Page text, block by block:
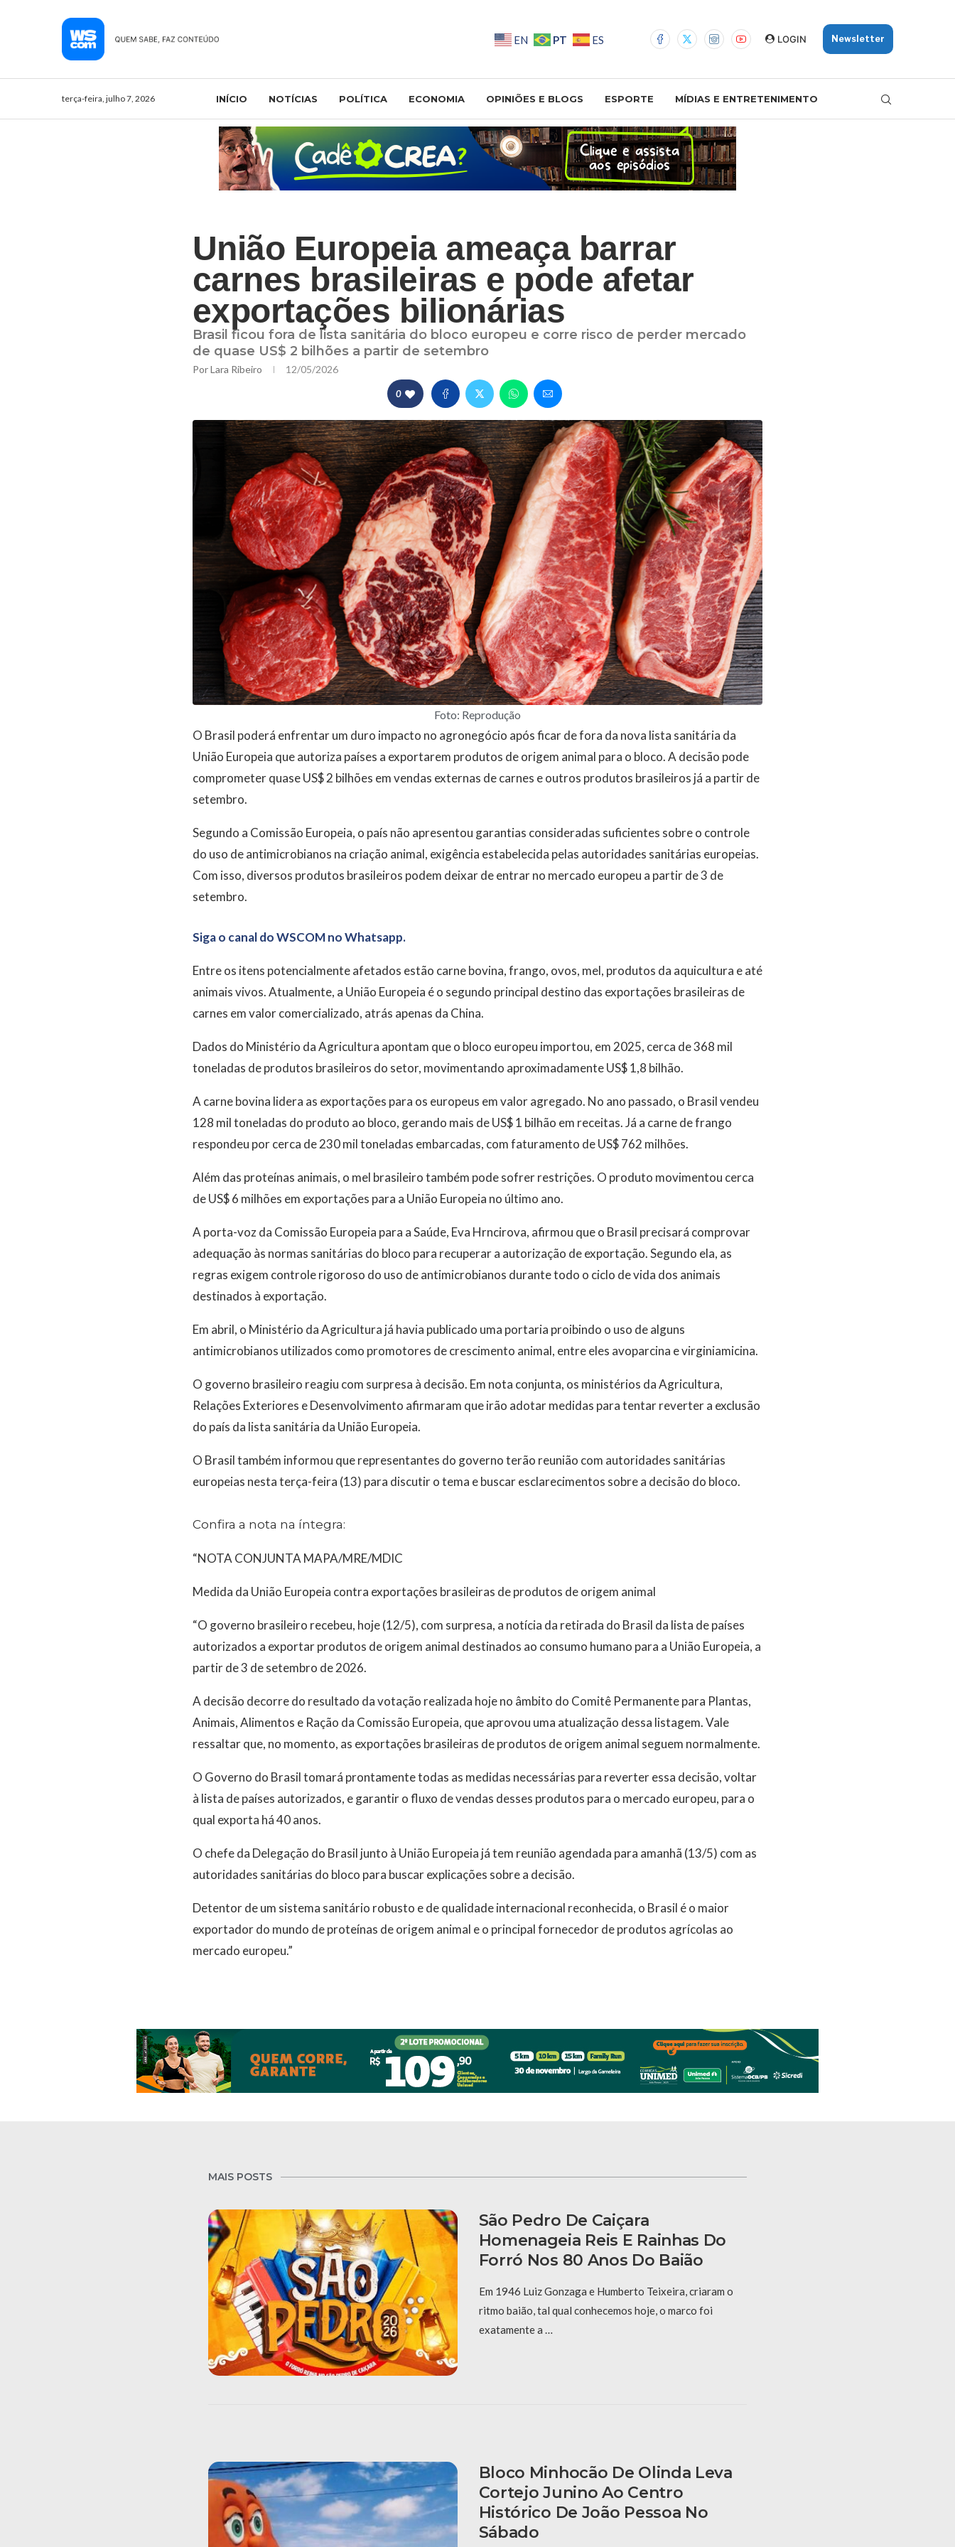
EN PT ES LOGIN Newsletter
terça-feira, julho 7, 2026 INÍCIO NOTÍCIAS POLÍTICA ECONOMIA OPINIÕES E BLOGS ESPORTE MÍDIAS E ENTRETENIMENTO
União Europeia ameaça barrar
carnes brasileiras e pode afetar
exportações bilionárias
Brasil ficou fora de lista sanitária do bloco europeu e corre risco de perder mercado
de quase US$ 2 bilhões a partir de setembro
PorLara Ribeiro 12/05/2026
0
Foto: Reprodução
O Brasil poderá enfrentar um duro impacto no agronegócio após ficar de fora da nova lista sanitária da
União Europeia que autoriza países a exportarem produtos de origem animal para o bloco. A decisão pode
comprometer quase US$ 2 bilhões em vendas externas de carnes e outros produtos brasileiros já a partir de
setembro.
Segundo a Comissão Europeia, o país não apresentou garantias consideradas suficientes sobre o controle
do uso de antimicrobianos na criação animal, exigência estabelecida pelas autoridades sanitárias europeias.
Com isso, diversos produtos brasileiros podem deixar de entrar no mercado europeu a partir de 3 de
setembro.
Siga o canal do WSCOM no Whatsapp.
Entre os itens potencialmente afetados estão carne bovina, frango, ovos, mel, produtos da aquicultura e até
animais vivos. Atualmente, a União Europeia é o segundo principal destino das exportações brasileiras de
carnes em valor comercializado, atrás apenas da China.
Dados do Ministério da Agricultura apontam que o bloco europeu importou, em 2025, cerca de 368 mil
toneladas de produtos brasileiros do setor, movimentando aproximadamente US$ 1,8 bilhão.
A carne bovina lidera as exportações para os europeus em valor agregado. No ano passado, o Brasil vendeu
128 mil toneladas do produto ao bloco, gerando mais de US$ 1 bilhão em receitas. Já a carne de frango
respondeu por cerca de 230 mil toneladas embarcadas, com faturamento de US$ 762 milhões.
Além das proteínas animais, o mel brasileiro também pode sofrer restrições. O produto movimentou cerca
de US$ 6 milhões em exportações para a União Europeia no último ano.
A porta-voz da Comissão Europeia para a Saúde, Eva Hrncirova, afirmou que o Brasil precisará comprovar
adequação às normas sanitárias do bloco para recuperar a autorização de exportação. Segundo ela, as
regras exigem controle rigoroso do uso de antimicrobianos durante todo o ciclo de vida dos animais
destinados à exportação.
Em abril, o Ministério da Agricultura já havia publicado uma portaria proibindo o uso de alguns
antimicrobianos utilizados como promotores de crescimento animal, entre eles avoparcina e virginiamicina.
O governo brasileiro reagiu com surpresa à decisão. Em nota conjunta, os ministérios da Agricultura,
Relações Exteriores e Desenvolvimento afirmaram que irão adotar medidas para tentar reverter a exclusão
do país da lista sanitária da União Europeia.
O Brasil também informou que representantes do governo terão reunião com autoridades sanitárias
europeias nesta terça-feira (13) para discutir o tema e buscar esclarecimentos sobre a decisão do bloco.
Confira a nota na íntegra:
“NOTA CONJUNTA MAPA/MRE/MDIC
Medida da União Europeia contra exportações brasileiras de produtos de origem animal
“O governo brasileiro recebeu, hoje (12/5), com surpresa, a notícia da retirada do Brasil da lista de países
autorizados a exportar produtos de origem animal destinados ao consumo humano para a União Europeia, a
partir de 3 de setembro de 2026.
A decisão decorre do resultado da votação realizada hoje no âmbito do Comitê Permanente para Plantas,
Animais, Alimentos e Ração da Comissão Europeia, que aprovou uma atualização dessa listagem. Vale
ressaltar que, no momento, as exportações brasileiras de produtos de origem animal seguem normalmente.
O Governo do Brasil tomará prontamente todas as medidas necessárias para reverter essa decisão, voltar
à lista de países autorizados, e garantir o fluxo de vendas desses produtos para o mercado europeu, para o
qual exporta há 40 anos.
O chefe da Delegação do Brasil junto à União Europeia já tem reunião agendada para amanhã (13/5) com as
autoridades sanitárias do bloco para buscar explicações sobre a decisão.
Detentor de um sistema sanitário robusto e de qualidade internacional reconhecida, o Brasil é o maior
exportador do mundo de proteínas de origem animal e o principal fornecedor de produtos agrícolas ao
mercado europeu.”
MAIS POSTS
São Pedro De Caiçara
Homenageia Reis E Rainhas Do
Forró Nos 80 Anos Do Baião
Em 1946 Luiz Gonzaga e Humberto Teixeira, criaram o
ritmo baião, tal qual conhecemos hoje, o marco foi
exatamente a …
Bloco Minhocão De Olinda Leva
Cortejo Junino Ao Centro
Histórico De João Pessoa No
Sábado